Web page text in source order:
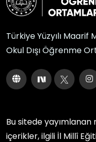
Türkiye Yüzyılı Maarif
Okul Dışı Öğrenme
Bu sitede
içerikler, ilgili İl Millî